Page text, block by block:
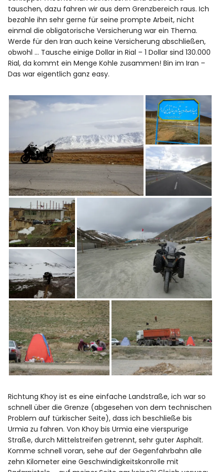
tauschen, dazu fahren wir aus dem Grenzbereich raus. Ich
bezahle ihn sehr gerne für seine prompte Arbeit, nicht
einmal die obligatorische Versicherung war ein Thema.
Werde für den Iran auch keine Versicherung abschließen,
obwohl … Tausche einige Dollar in Rial – 1 Dollar sind 130.000
Rial, da kommt ein Menge Kohle zusammen! Bin im Iran –
Das war eigentlich ganz easy.
Richtung Khoy ist es eine einfache Landstraße, ich war so
schnell über die Grenze (abgesehen von dem technischen
Problem auf türkischer Seite), dass ich beschließe bis
Urmia zu fahren. Von Khoy bis Urmia eine vierspurige
Straße, durch Mittelstreifen getrennt, sehr guter Asphalt.
Komme schnell voran, sehe auf der Gegenfahrbahn alle
zehn Kilometer eine Geschwindigkeitskonrolle mit